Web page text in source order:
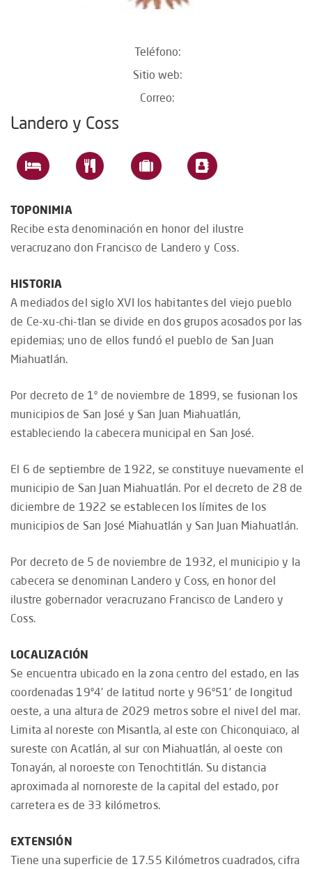
Teléfono:
Sitio web:
Correo:
Landero y Coss
TOPONIMIA
Recibe esta denominación en honor del ilustre
veracruzano don Francisco de Landero y Coss.
HISTORIA
A mediados del siglo XVI los habitantes del viejo pueblo
de Ce-xu-chi-tlan se divide en dos grupos acosados por las
epidemias; uno de ellos fundó el pueblo de San Juan
Miahuatlán.
Por decreto de 1º de noviembre de 1899, se fusionan los
municipios de San José y San Juan Miahuatlán,
estableciendo la cabecera municipal en San José.
El 6 de septiembre de 1922, se constituye nuevamente el
municipio de San Juan Miahuatlán. Por el decreto de 28 de
diciembre de 1922 se establecen los límites de los
municipios de San José Miahuatlán y San Juan Miahuatlán.
Por decreto de 5 de noviembre de 1932, el municipio y la
cabecera se denominan Landero y Coss, en honor del
ilustre gobernador veracruzano Francisco de Landero y
Coss.
LOCALIZACIÓN
Se encuentra ubicado en la zona centro del estado, en las
coordenadas 19º4’ de latitud norte y 96º51’ de longitud
oeste, a una altura de 2029 metros sobre el nivel del mar.
Limita al noreste con Misantla, al este con Chiconquiaco, al
sureste con Acatlán, al sur con Miahuatlán, al oeste con
Tonayán, al noroeste con Tenochtitlán. Su distancia
aproximada al nornoreste de la capital del estado, por
carretera es de 33 kilómetros.
EXTENSIÓN
Tiene una superficie de 17.55 Kilómetros cuadrados, cifra